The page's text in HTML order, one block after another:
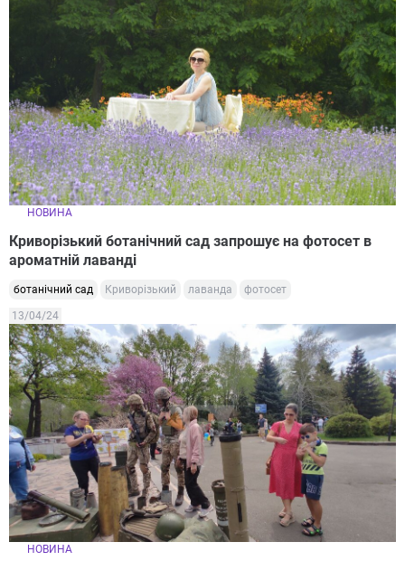
НОВИНА
Криворізький ботанічний сад запрошує на фотосет в
ароматній лаванді
ботанічний сад Криворізький лаванда фотосет
13/04/24
НОВИНА